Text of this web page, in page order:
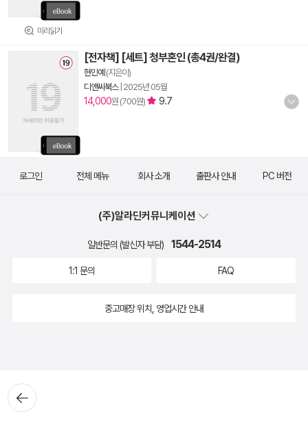
미리읽기
[전자책] [세트] 청부혼인 (총4권/완결)
현민예 (지은이)
디앤씨북스| 2025년 05월
14,000원 (700원) 9.7
뒤로가
기
로그인 전체 메뉴 회사 소개 출판사 안내 PC 버전
(주)알라딘커뮤니케이션
일반문의 (발신자 부담) 1544-2514
1:1 문의 FAQ
중고매장 위치, 영업시간 안내